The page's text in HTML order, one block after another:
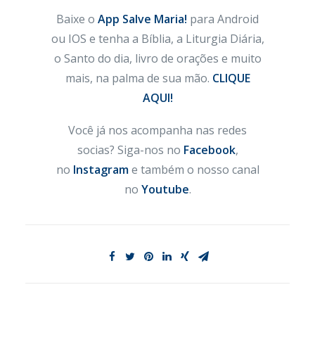
Baixe o App Salve Maria! para Android
ou IOS e tenha a Bíblia, a Liturgia Diária,
o Santo do dia, livro de orações e muito
mais, na palma de sua mão. CLIQUE
AQUI!
Você já nos acompanha nas redes
socias? Siga-nos no Facebook,
no Instagrame também o nosso canal
no Youtube.